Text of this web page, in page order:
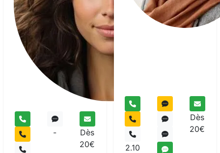
pur
-
Dès
20€
2.10
Dès
20€